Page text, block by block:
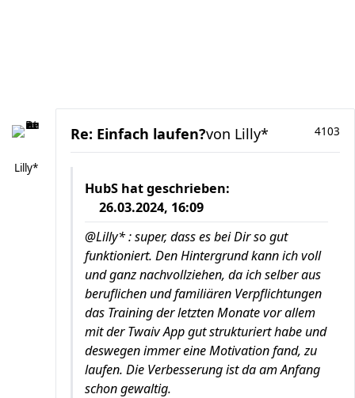
Lilly*
Re: Einfach laufen? 4103
von Lilly*
HubS hat geschrieben:
26.03.2024, 16:09
@Lilly* : super, dass es bei Dir so gut
funktioniert. Den Hintergrund kann ich voll
und ganz nachvollziehen, da ich selber aus
beruflichen und familiären Verpflichtungen
das Training der letzten Monate vor allem
mit der Twaiv App gut strukturiert habe und
deswegen immer eine Motivation fand, zu
laufen. Die Verbesserung ist da am Anfang
schon gewaltig.